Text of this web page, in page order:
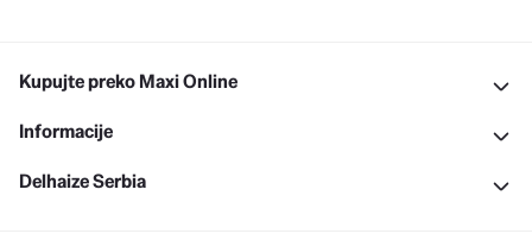
Kupujte preko Maxi Online
Informacije
Delhaize Serbia